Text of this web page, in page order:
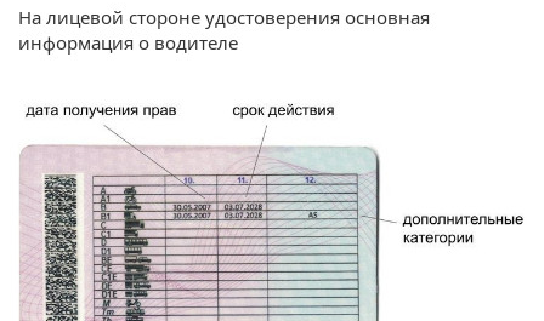
На лицевой стороне удостоверения основная
информация о водителе